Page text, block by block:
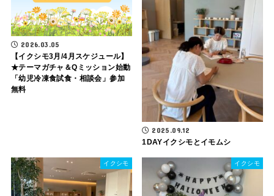
2026.03.05
【イクシモ3月/4月スケジュール】
★テーマガチャ＆Qミッション始動
「幼児冷凍食試食・相談会」参加
無料
2025.09.12
1DAYイクシモとイモムシ
イクシモ イクシモ